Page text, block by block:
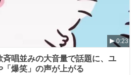
0:23
斉唱並みの大音量で話題に、ユ
爆笑」の声が上がる